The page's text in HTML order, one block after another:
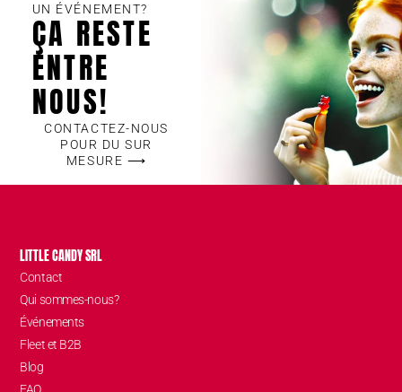
UN ÉVÉNEMENT?
ÇA RESTE
ENTRE
NOUS!
CONTACTEZ-NOUS
POUR DU SUR
MESURE ⟶
LITTLE CANDY SRL
Contact
Qui sommes-nous?
Événements
Fleet et B2B
Blog